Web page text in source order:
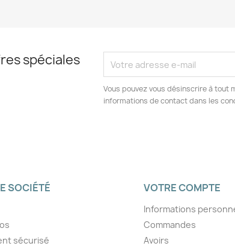
spéciales
Vous pouvez vous désinscrire à tout
informations de contact dans les
SOCIÉTÉ
sécurisé
VOTRE COMPTE
Informations
Commandes
Avoirs